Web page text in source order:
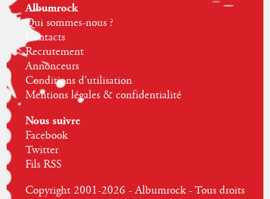
Albumrock
Qui sommes-nous ?
Contacts
Recrutement
Annonceurs
Conditions d'utilisation
Mentions légales & confidentialité
Nous suivre
Facebook
Twitter
Fils RSS
Copyright 2001-2026 - Albumrock - Tous droits